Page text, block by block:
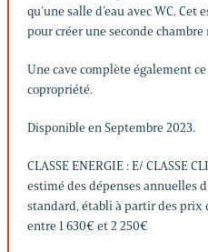
qu’une salle d’eau avec WC.
pour créer une seconde
Une cave complète également
copropriété.
Disponible en Septembre 2023.
CLASSE ENERGIE : E/ CLASSE
estimé des dépenses annuelles
standard, établi à partir des prix
entre 1 630€ et 2 250€